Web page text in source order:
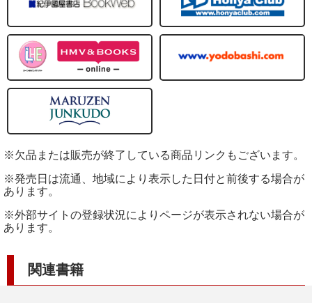
※欠品または販売が終了している商品リンクもございます。
※発売日は流通、地域により表示した日付と前後する場合が
あります。
※外部サイトの登録状況によりページが表示されない場合が
あります。
関連書籍